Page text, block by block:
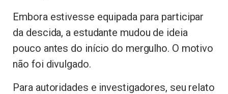
Embora estivesse equipada para participar
da descida, a estudante mudou de ideia
pouco antes do início do mergulho. O motivo
não foi divulgado.
Para autoridades e investigadores, seu relato